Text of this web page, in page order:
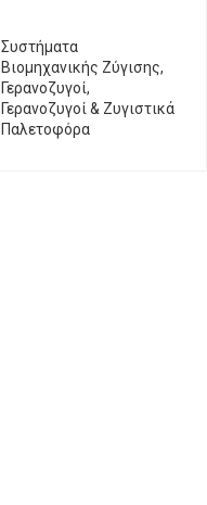
Συστήματα
Βιομηχανικής Ζύγισης,
Γερανοζυγοί,
Γερανοζυγοί & Ζυγιστικά
Παλετοφόρα